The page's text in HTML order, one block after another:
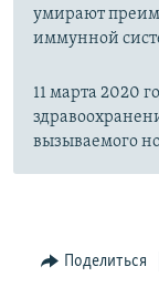
умирают
иммунной
11 марта 2020
вызываемого
Поделиться